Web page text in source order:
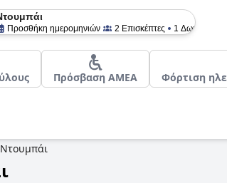
Προσθήκη ημερομηνιών 2 Επισκέπτες 1 Δωμάτιο
Πρόσβαση ΑΜΕΑ Φόρτιση
Ντουμπάι